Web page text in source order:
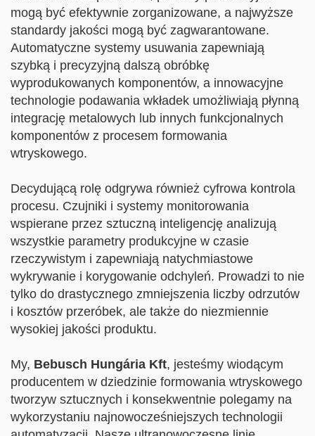
mogą być efektywnie zorganizowane, a najwyższe
standardy jakości mogą być zagwarantowane.
Automatyczne systemy usuwania zapewniają
szybką i precyzyjną dalszą obróbkę
wyprodukowanych komponentów, a innowacyjne
technologie podawania wkładek umożliwiają płynną
integrację metalowych lub innych funkcjonalnych
komponentów z procesem formowania
wtryskowego.
Decydującą rolę odgrywa również cyfrowa kontrola
procesu. Czujniki i systemy monitorowania
wspierane przez sztuczną inteligencję analizują
wszystkie parametry produkcyjne w czasie
rzeczywistym i zapewniają natychmiastowe
wykrywanie i korygowanie odchyleń. Prowadzi to nie
tylko do drastycznego zmniejszenia liczby odrzutów
i kosztów przeróbek, ale także do niezmiennie
wysokiej jakości produktu.
My, Bebusch Hungária Kft, jesteśmy wiodącym
producentem w dziedzinie formowania wtryskowego
tworzyw sztucznych i konsekwentnie polegamy na
wykorzystaniu najnowocześniejszych technologii